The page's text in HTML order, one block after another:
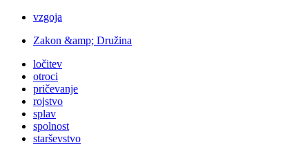
vzgoja
Zakon &amp; Družina
ločitev
otroci
pričevanje
rojstvo
splav
spolnost
starševstvo